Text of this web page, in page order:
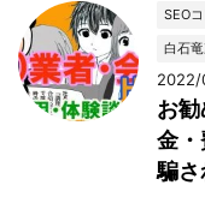
SEO
白石
お
金・
騙さ